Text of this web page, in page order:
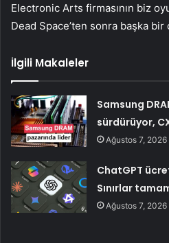
Electronic Arts firmasının biz
Dead Space’ten sonra başka bir
İlgili Makaleler
Samsung
sürdürüyor,
Ağustos 7, 2026
ChatGPT
Sınırlar
Ağustos 7, 2026